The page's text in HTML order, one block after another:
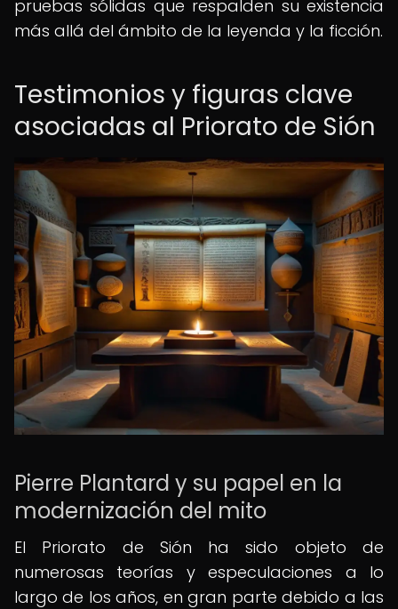
pruebas sólidas que respalden su existencia
más allá del ámbito de la leyenda y la ficción.
Testimonios y figuras clave
asociadas al Priorato de Sión
Pierre Plantard y su papel en la
modernización del mito
El Priorato de Sión ha sido objeto de
numerosas teorías y especulaciones a lo
largo de los años, en gran parte debido a las